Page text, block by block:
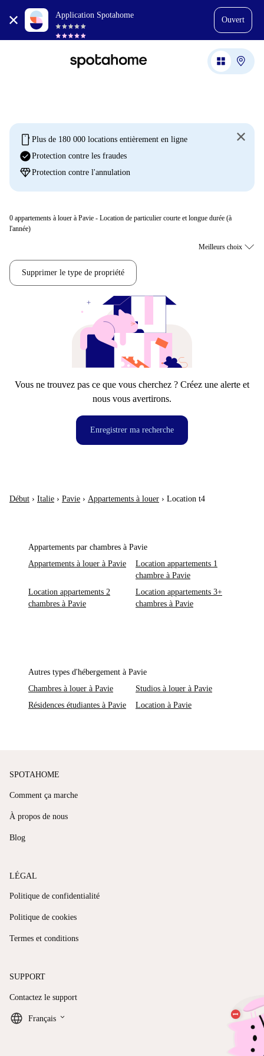
Application Spotahome
Ouvert
mobile Plus de 180 000 locations entièrement en ligne
check_circleProtection contre les fraudes
diamondProtection contre l'annulation
0 appartements à louer à Pavie - Location de particulier courte et longue durée (à
l'année)
Supprimer le type de propriété
Vous ne trouvez pas ce que vous cherchez ? Créez une alerte et
nous vous avertirons.
Enregistrer ma recherche
Début › Italie › Pavie › Appartements à louer › Location t4
Appartements par chambres à Pavie
Appartements à louer à Pavie
Location appartements 1
chambre à Pavie
Location appartements 2
chambres à Pavie
Location appartements 3+
chambres à Pavie
Autres types d'hébergement à Pavie
Chambres à louer à Pavie
Studios à louer à Pavie
Résidences étudiantes à Pavie
Location à Pavie
SPOTAHOME
Comment ça marche
À propos de nous
Blog
LÉGAL
Politique de confidentialité
Politique de cookies
Termes et conditions
SUPPORT
Contactez le support
Français keyboard_arrow_down